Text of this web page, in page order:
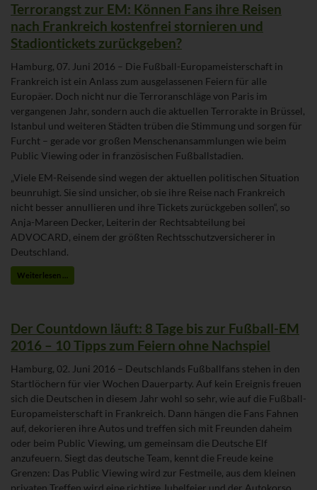
Terrorangst zur EM: Können Fans ihre Reisen
nach Frankreich kostenfrei stornieren und
Stadiontickets zurückgeben?
Hamburg, 07. Juni 2016 – Die Fußball-Europameisterschaft in
Frankreich ist ein Anlass zum ausgelassenen Feiern für alle
Europäer. Doch nicht nur die Terroranschläge von Paris im
vergangenen Jahr, sondern auch die aktuellen Terrorakte in Brüssel,
Istanbul und weiteren Städten trüben die Stimmung und sorgen für
Furcht – gerade vor großen Menschenansammlungen wie beim
Public Viewing oder in französischen Fußballstadien.
„Viele EM-Reisende sind wegen der aktuellen politischen Situation
beunruhigt. Sie sind unsicher, ob sie ihre Reise nach Frankreich
nicht besser annullieren und ihre Tickets zurückgeben sollen“, so
Anja-Mareen Decker, Leiterin der Rechtsabteilung bei
ADVOCARD, einem der größten Rechtsschutzversicherer in
Deutschland.
Weiterlesen …
Der Countdown läuft: 8 Tage bis zur Fußball-EM
2016 – 10 Tipps zum Feiern ohne Nachspiel
Hamburg, 02. Juni 2016 – Deutschlands Fußballfans stehen in den
Startlöchern für vier Wochen Dauerparty. Auf kein Ereignis freuen
sich die Deutschen in diesem Jahr wohl so sehr, wie auf die Fußball-
Europameisterschaft in Frankreich. Dann hängen die Fans Fahnen
auf, dekorieren ihre Autos und treffen sich mit Freunden daheim
oder beim Public Viewing, um gemeinsam die Deutsche Elf
anzufeuern. Siegt das deutsche Team, kennt die Freude keine
Grenzen: Das Public Viewing wird zur Festmeile, aus dem kleinen
privaten Treffen wird eine richtige Jubelfeier und der Autokorso